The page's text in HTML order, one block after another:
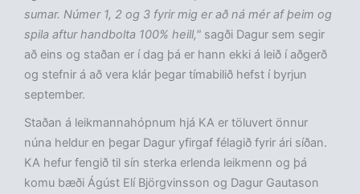
sumar. Númer 1, 2 og 3 fyrir mig er að ná mér af þeim og
spila aftur handbolta 100% heill," sagði Dagur sem segir
að eins og staðan er í dag þá er hann ekki á leið í aðgerð
og stefnir á að vera klár þegar tímabilið hefst í byrjun
september.
Staðan á leikmannahópnum hjá KA er töluvert önnur
núna heldur en þegar Dagur yfirgaf félagið fyrir ári síðan.
KA hefur fengið til sín sterka erlenda leikmenn og þá
komu bæði Ágúst Elí Björgvinsson og Dagur Gautason